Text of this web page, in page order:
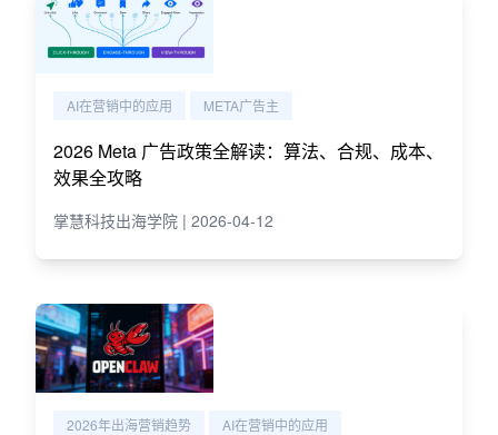
AI在营销中的应用 META广告主
2026 Meta 广告政策全解读：算法、合规、成本、
效果全攻略
掌慧科技出海学院 | 2026-04-12
2026年出海营销趋势 AI在营销中的应用